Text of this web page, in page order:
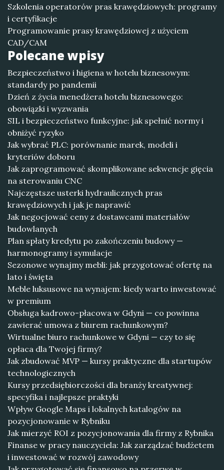
Szkolenia operatorów pras krawędziowych: programy
i certyfikacje
Programowanie prasy krawędziowej z użyciem
CAD/CAM
Polecane wpisy
Bezpieczeństwo i higiena w hotelu biznesowym:
standardy po pandemii
Dzień z życia menedżera hotelu biznesowego:
obowiązki i wyzwania
SIL i bezpieczeństwo funkcyjne: jak spełnić normy i
obniżyć ryzyko
Jak wybrać PLC: porównanie marek, modeli i
kryteriów doboru
Jak zaprogramować skomplikowane sekwencje gięcia
na sterowaniu CNC
Najczęstsze usterki hydraulicznych pras
krawędziowych i jak je naprawić
Jak negocjować ceny z dostawcami materiałów
budowlanych
Plan spłaty kredytu po zakończeniu budowy —
harmonogramy i symulacje
Sezonowe wynajmy mebli: jak przygotować ofertę na
lato i święta
Meble luksusowe na wynajem: kiedy warto inwestować
w premium
Obsługa kadrowo-płacowa w Gdyni — co powinna
zawierać umowa z biurem rachunkowym?
Wirtualne biuro rachunkowe w Gdyni — czy to się
opłaca dla Twojej firmy?
Jak zbudować MVP — kursy praktyczne dla startupów
technologicznych
Kursy przedsiębiorczości dla branży kreatywnej:
specyfika i najlepsze praktyki
Wpływ Google Maps i lokalnych katalogów na
pozycjonowanie w Rybniku
Jak mierzyć ROI z pozycjonowania dla firmy z Rybnika
Finanse w pracy nauczyciela: Jak zarządzać budżetem
i inwestować w rozwój zawodowy